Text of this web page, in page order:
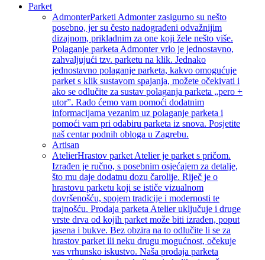
Parket
AdmonterParketi Admonter zasigurno su nešto
posebno, jer su često nadograđeni odvažnijim
dizajnom, prikladnim za one koji žele nešto više.
Polaganje parketa Admonter vrlo je jednostavno,
zahvaljujući tzv. parketu na klik. Jednako
jednostavno polaganje parketa, kakvo omogućuje
parket s klik sustavom spajanja, možete očekivati i
ako se odlučite za sustav polaganja parketa „pero +
utor”. Rado ćemo vam pomoći dodatnim
informacijama vezanim uz polaganje parketa i
pomoći vam pri odabiru parketa iz snova. Posjetite
naš centar podnih obloga u Zagrebu.
Artisan
AtelierHrastov parket Atelier je parket s pričom.
Izrađen je ručno, s posebnim osjećajem za detalje,
što mu daje dodatnu dozu čarolije. Riječ je o
hrastovu parketu koji se ističe vizualnom
dovršenošću, spojem tradicije i modernosti te
trajnošću. Prodaja parketa Atelier uključuje i druge
vrste drva od kojih parket može biti izrađen, poput
jasena i bukve. Bez obzira na to odlučite li se za
hrastov parket ili neku drugu mogućnost, očekuje
vas vrhunsko iskustvo. Naša prodaja parketa